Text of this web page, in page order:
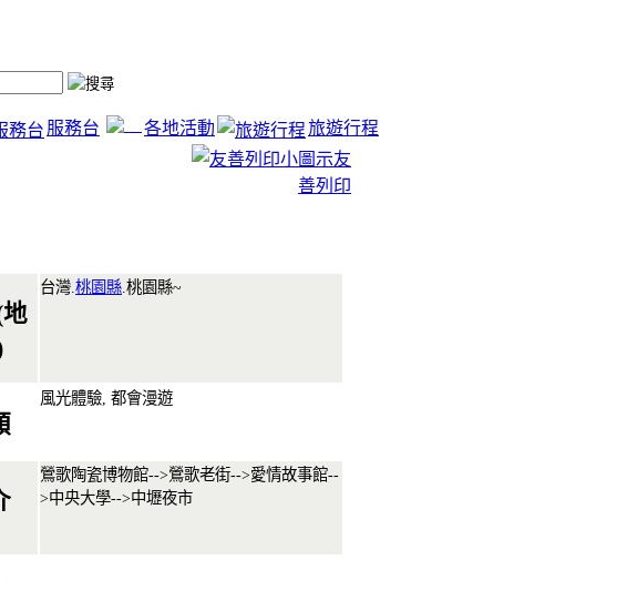
服務台 各地活動 旅遊行程
友
善列印
台灣. 桃園縣 桃園縣~
風光體驗, 都會漫遊
鶯歌陶瓷博物館-->鶯歌老街-->愛情故事館--
>中央大學-->中壢夜市